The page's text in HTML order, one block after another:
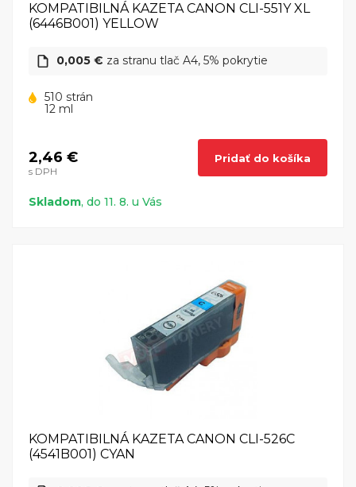
KOMPATIBILNÁ KAZETA CANON CLI-551Y XL
(6446B001) YELLOW
0,005 € za stranu tlač A4, 5% pokrytie
510 strán
12 ml
2,46 €
s DPH
Pridať do košíka
Skladom, do 11. 8. u Vás
KOMPATIBILNÁ KAZETA CANON CLI-526C
(4541B001) CYAN